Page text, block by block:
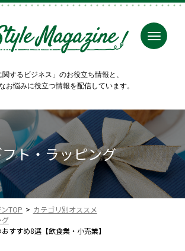
関するビジネス」のお役立ち情報と、
お悩みに役立つ情報を配信しています。
ト・ラッピング
TOP
カテゴリ別オススメ
グ
すすめ8選【飲食業・小売業】